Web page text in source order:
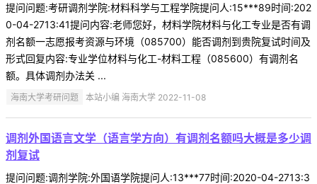
提问问题:考研调剂学院:材料科学与工程学院提问人:15***89时间:202
0-04-2713:41提问内容:老师您好，材料学院材料与化工专业是否有调
剂名额一志愿报考资源与环境（085700）能否调剂到贵院复试时间及
形式回复内容:专业学位材料与化工-材料工程（085600）有调剂名
额。具体调剂办法关 ...
海南大学考研问题 本站小编 海南大学 2022-11-08
调剂外国语言文学（语言学方向）有调剂名额吗大概是多少调
剂复试
提问问题:调剂学院:外国语学院提问人:13***77时间:2020-04-2713:3